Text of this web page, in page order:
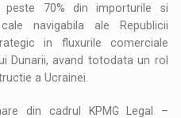
peste 70% din importurile si
navigabila ale Republicii
in fluxurile comerciale
Dunarii, avand totodata un rol
a Ucrainei.
din cadrul KPMG Legal –